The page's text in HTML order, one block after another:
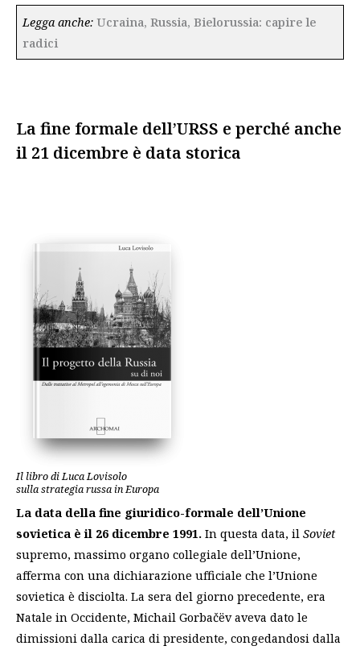
Legga anche:Ucraina, Russia, Bielorussia: capire le
radici
La fine formale dell’URSS e perché anche
il 21 dicembre è data storica
Il libro di Luca Lovisolo
sulla strategia russa in Europa
La data della fine giuridico-formale dell’Unione
sovietica è il 26 dicembre 1991. In questa data, il Soviet
supremo, massimo organo collegiale dell’Unione,
afferma con una dichiarazione ufficiale che l’Unione
sovietica è disciolta. La sera del giorno precedente, era
Natale in Occidente, Michail Gorbačëv aveva dato le
dimissioni dalla carica di presidente, congedandosi dalla